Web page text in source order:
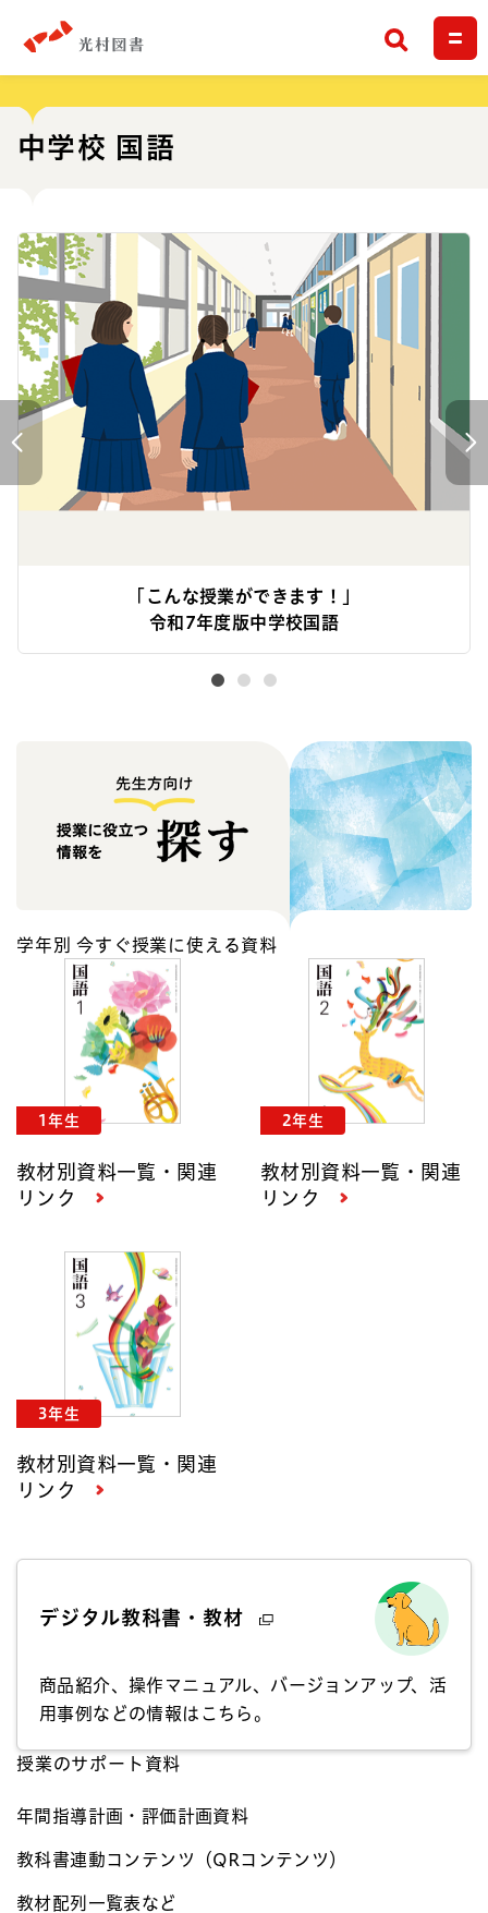
検索
中学校 国語
前へ 次
「こんな授業ができます！」
令和7年度版中学校国語
学年別 今すぐ授業に使える資料
1年生
教材別資料一覧・関連
リンク
2年生
教材別資料一覧・関連
リンク
3年生
教材別資料一覧・関連
リンク
デジタル教科書・教材
商品紹介、操作マニュアル、バージョンアップ、活
用事例などの情報はこちら。
授業のサポート資料
年間指導計画・評価計画資料
教科書連動コンテンツ（QRコンテンツ）​
教材配列一覧表など